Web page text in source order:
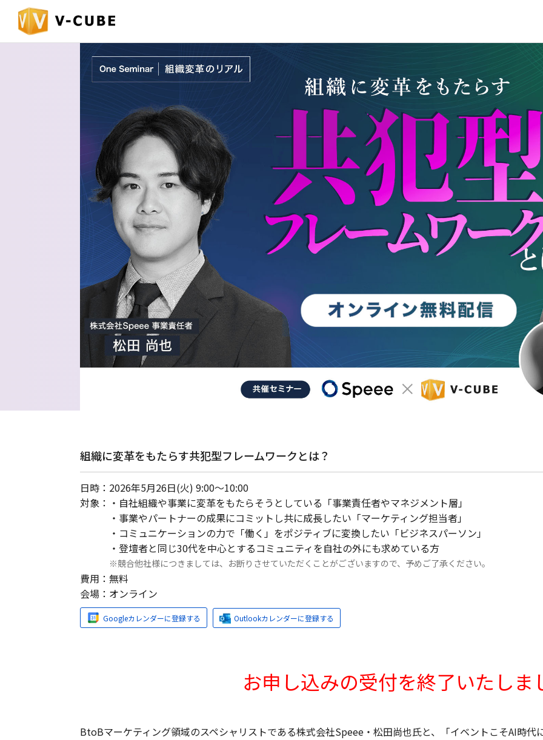
組織に変革をもたらす共犯型フレームワークとは？
日時： 2026年5月26日(火) 9:00～10:00
対象： ・自社組織や事業に変革をもたらそうとしている「事業責任者やマネジメント層」
・事業やパートナーの成果にコミットし共に成長したい「マーケティング担当者」
・コミュニケーションの力で「働く」をポジティブに変換したい「ビジネスパーソン」
・登壇者と同じ30代を中心とするコミュニティを自社の外にも求めている方
※競合他社様につきましては、お断りさせていただくことがございますので、予めご了承ください。
費用： 無料
会場： オンライン
Googleカレンダーに登録する Outlookカレンダーに登録する
お申し込みの受付を終了いたしま
BtoBマーケティング領域のスペシャリストである株式会社Speee・松田尚也氏と、「イベントこそAI時